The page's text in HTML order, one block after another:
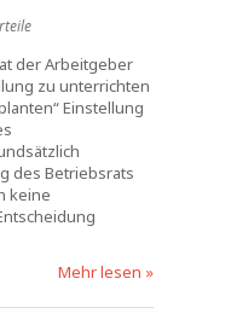
der Arbeitgeber
zu unterrichten
Einstellung
des Betriebsrats
keine
Mehr lesen »